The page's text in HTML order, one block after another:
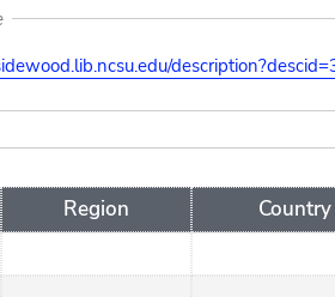
Region Country